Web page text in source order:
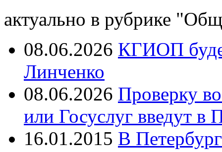
актуально в рубрике
08.06.2026 КГИОП
Линченко
08.06.2026 Проверку
или Госуслуг введут в
16.01.2015 В